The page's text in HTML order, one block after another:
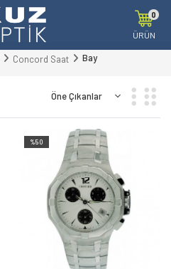
0
ÜRÜN
Concord Saat Bay
%50